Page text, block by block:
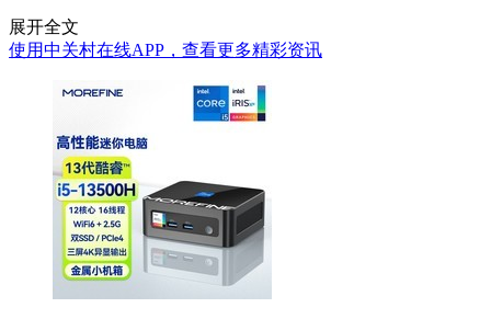
展开全文
使用中关村在线APP，查看更多精彩资讯